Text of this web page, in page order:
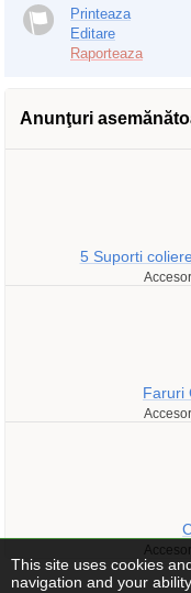
Printeaza
Editare
Raporteaza
Anunţuri
5 Suporti
Faruri
This site uses cookies
navigation and your